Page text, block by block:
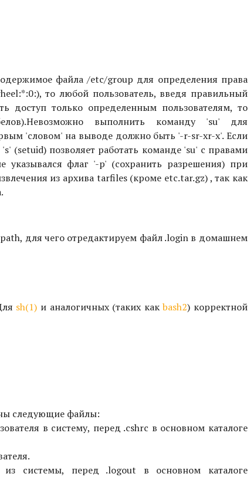
файла /etc/group для определения права
то любой пользователь, введя правильный
доступ только определенным пользователям, то
Невозможно выполнить команду 'su' для
'словом' на выводе должно быть '-r-sr-xr-x'. Если
(setuid) позволяет работать команде 'su' с правами
флаг '-p' (сохранить разрешения) при
из архива tarfiles (кроме etc.tar.gz) , так как
для чего отредактируем файл .login в домашнем
sh(1) и аналогичных (таких какbash2) корректной
следующие файлы:
в систему, перед .cshrc в основном каталоге
из системы, перед .logout в основном каталоге